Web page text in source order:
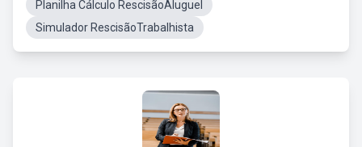
Planilha Cálculo RescisãoAluguel
Simulador RescisãoTrabalhista